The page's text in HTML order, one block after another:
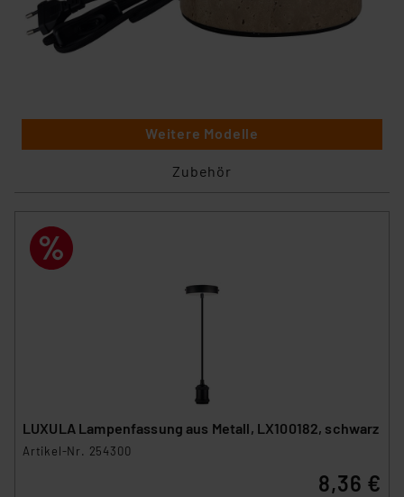
Weitere Modelle
Zubehör
LUXULA Lampenfassung aus Metall, LX100182, schwarz
Artikel-Nr. 254300
8,36 €